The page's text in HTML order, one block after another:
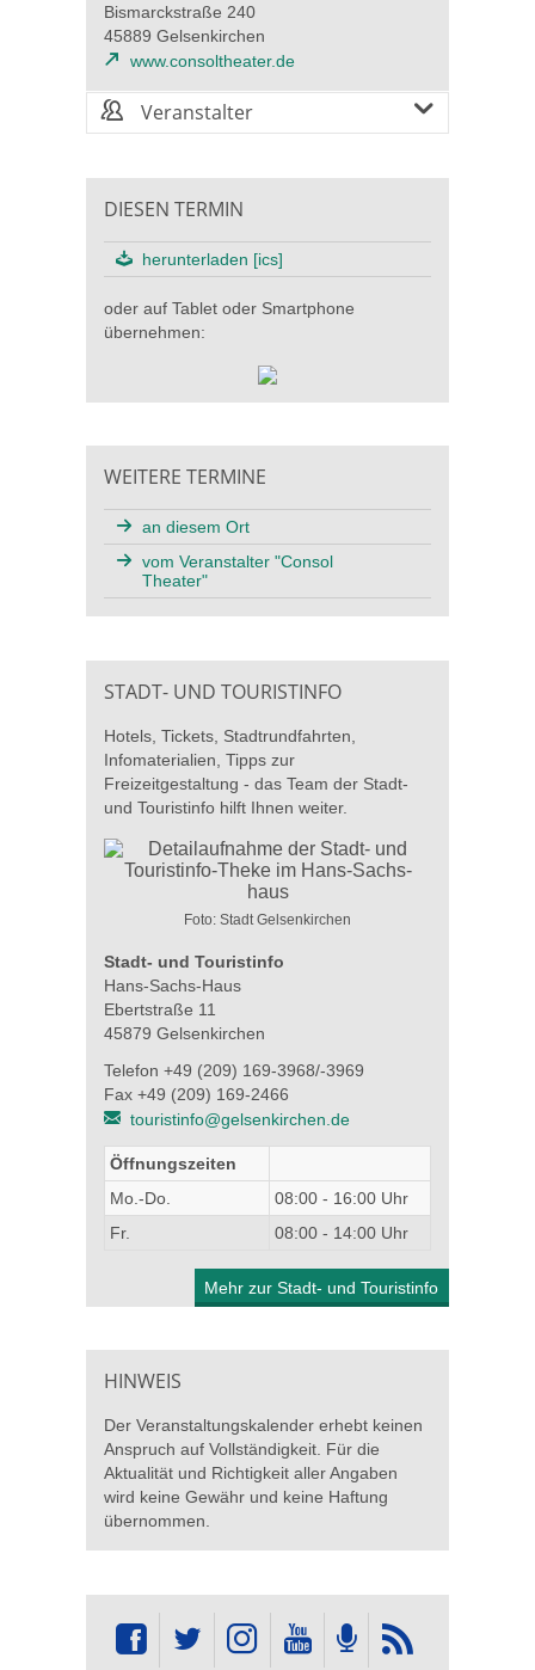
Bismarckstraße 240
45889 Gelsenkirchen
www.consoltheater.de
Veranstalter
DIESEN TERMIN
herunterladen [ics]
oder auf Tablet oder Smartphone
übernehmen:
WEITERE TERMINE
an diesem Ort
vom Veranstalter "Consol
Theater"
STADT- UND TOURISTINFO
Hotels, Tickets, Stadtrundfahrten,
Infomaterialien, Tipps zur
Freizeitgestaltung - das Team der Stadt-
und Touristinfo hilft Ihnen weiter.
Foto: Stadt Gelsenkirchen
Stadt- und Touristinfo
Hans-Sachs-Haus
Ebertstraße 11
45879 Gelsenkirchen
Telefon +49 (209) 169-3968/-3969
Fax +49 (209) 169-2466
touristinfo@gelsenkirchen.de
Öffnungszeiten
Mo.-Do.
08:00 - 16:00 Uhr
Fr.
08:00 - 14:00 Uhr
Mehr zur Stadt- und Touristinfo
HINWEIS
Der Veranstaltungskalender erhebt keinen
Anspruch auf Vollständigkeit. Für die
Aktualität und Richtigkeit aller Angaben
wird keine Gewähr und keine Haftung
übernommen.